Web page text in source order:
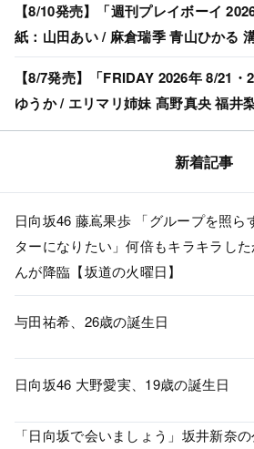
【8/10発売】「週刊プレイボーイ
紙：山田あい / 麻倉瑞季 青山ひかる
【8/7発売】「FRIDAY 2026年 8/21
ゆうか / エリマリ姉妹 髙野真央 福井
新着記事
日向坂46 藤嶌果歩 「グループを照ら
ターになりたい」何倍もキラキラした
んが降臨【坂道の火曜日】
与田祐希、26歳の誕生日
日向坂46 大野愛実、19歳の誕生日
「日向坂で会いましょう」坂井新奈